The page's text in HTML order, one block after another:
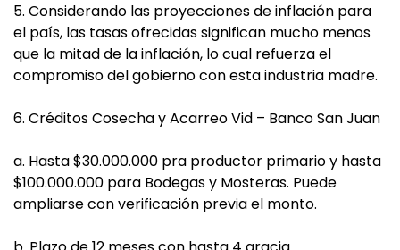
5. Considerando las proyecciones de inflación para
el país, las tasas ofrecidas significan mucho menos
que la mitad de la inflación, lo cual refuerza el
compromiso del gobierno con esta industria madre.
6. Créditos Cosecha y Acarreo Vid – Banco San Juan
a. Hasta $30.000.000 pra productor primario y hasta
$100.000.000 para Bodegas y Mosteras. Puede
ampliarse con verificación previa el monto.